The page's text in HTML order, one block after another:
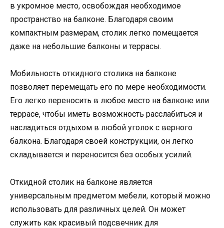
в укромное место, освобождая необходимое
пространство на балконе. Благодаря своим
компактным размерам, столик легко помещается
даже на небольшие балконы и террасы.
Мобильность откидного столика на балконе
позволяет перемещать его по мере необходимости.
Его легко переносить в любое место на балконе или
террасе, чтобы иметь возможность расслабиться и
насладиться отдыхом в любой уголок с верного
балкона. Благодаря своей конструкции, он легко
складывается и переносится без особых усилий.
Откидной столик на балконе является
универсальным предметом мебели, который можно
использовать для различных целей. Он может
служить как красивый подсвечник для